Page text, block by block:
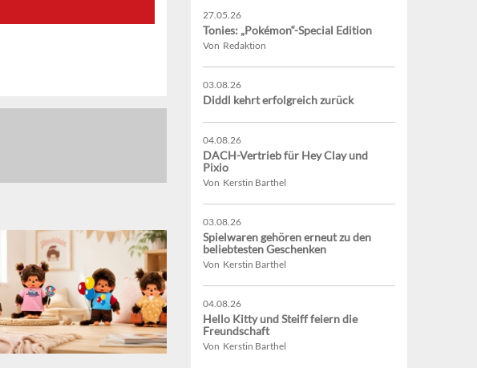
27.05.26
Tonies: „Pokémon“-Special Edition
Von Redaktion
03.08.26
Diddl kehrt erfolgreich zurück
04.08.26
DACH-Vertrieb für Hey Clay und
Pixio
Von Kerstin Barthel
03.08.26
Spielwaren gehören erneut zu den
beliebtesten Geschenken
Von Kerstin Barthel
04.08.26
Hello Kitty und Steiff feiern die
Freundschaft
Von Kerstin Barthel